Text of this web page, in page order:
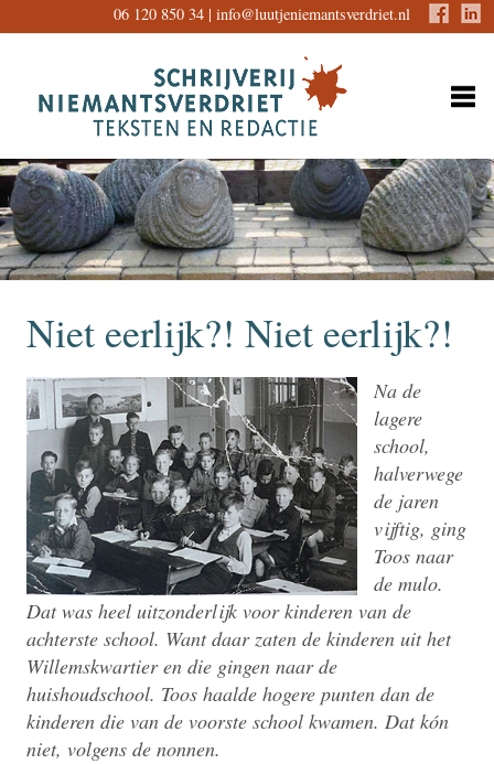
06 120 850 34 | info@luutjeniemantsverdriet.nl
Niet eerlijk?! Niet eerlijk?!
Na de
lagere
school,
halverwege
de jaren
vijftig, ging
Toos naar
de mulo.
Dat was heel uitzonderlijk voor kinderen van de
achterste school. Want daar zaten de kinderen uit het
Willemskwartier en die gingen naar de
huishoudschool. Toos haalde hogere punten dan de
kinderen die van de voorste school kwamen. Dat kón
niet, volgens de nonnen.